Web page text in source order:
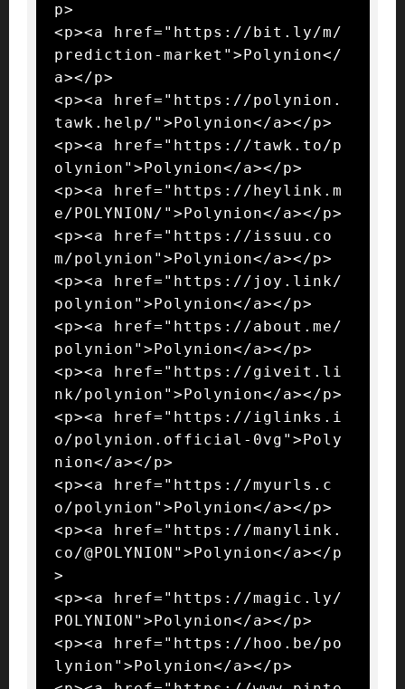
p>
<p><a href="https://bit.ly/m/
prediction-market">Polynion</
a></p>
<p><a href="https://polynion.
tawk.help/">Polynion</a></p>
<p><a href="https://tawk.to/p
olynion">Polynion</a></p>
<p><a href="https://heylink.m
e/POLYNION/">Polynion</a></p>
<p><a href="https://issuu.co
m/polynion">Polynion</a></p>
<p><a href="https://joy.link/
polynion">Polynion</a></p>
<p><a href="https://about.me/
polynion">Polynion</a></p>
<p><a href="https://giveit.li
nk/polynion">Polynion</a></p>
<p><a href="https://iglinks.i
o/polynion.official-0vg">Poly
nion</a></p>
<p><a href="https://myurls.c
o/polynion">Polynion</a></p>
<p><a href="https://manylink.
co/@POLYNION">Polynion</a></p
>
<p><a href="https://magic.ly/
POLYNION">Polynion</a></p>
<p><a href="https://hoo.be/po
lynion">Polynion</a></p>